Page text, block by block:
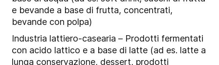
e bevande a base di frutta, concentrati,
bevande con polpa)
Industria lattiero-casearia – Prodotti fermentati
con acido lattico e a base di latte (ad es. latte a
lunga conservazione, dessert, prodotti